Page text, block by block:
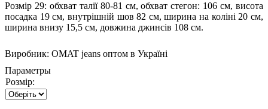
Розмір 29: обхват талії 80-81 см, обхват стегон: 106 см, висота
посадка 19 см, внутрішній шов 82 см, ширина на коліні 20 см,
ширина внизу 15,5 см, довжина джинсів 108 см.
Виробник: OMAT jeans оптом в Україні
Параметры
Розмір: